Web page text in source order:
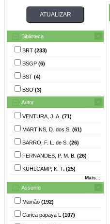
Biblioteca
BRT (233)
BSGP (6)
BST (4)
BSO (3)
Autor
VENTURA, J. A. (71)
MARTINS, D. dos S. (61)
BARRO, F. L. de S. (26)
FERNANDES, P. M. B. (26)
KUHLCAMP, K. T. (25)
Mais...
Assunto
Mamão (192)
Carica papaya L (107)